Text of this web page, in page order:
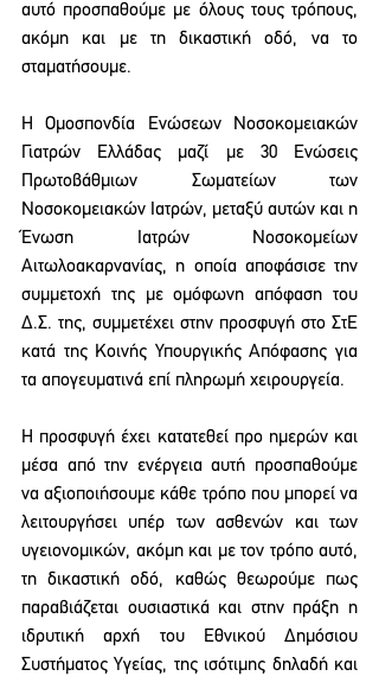
αυτό προσπαθούμε με όλους τους τρόπους,
ακόμη και με τη δικαστική οδό, να το
σταματήσουμε.
Η Ομοσπονδία Ενώσεων Νοσοκομειακών
Γιατρών Ελλάδας μαζί με 30 Ενώσεις
Πρωτοβάθμιων Σωματείων των
Νοσοκομειακών Ιατρών, μεταξύ αυτών και η
Ένωση Ιατρών Νοσοκομείων
Αιτωλοακαρνανίας, η οποία αποφάσισε την
συμμετοχή της με ομόφωνη απόφαση του
Δ.Σ. της, συμμετέχει στην προσφυγή στο ΣτΕ
κατά της Κοινής Υπουργικής Απόφασης για
τα απογευματινά επί πληρωμή χειρουργεία.
Η προσφυγή έχει κατατεθεί προ ημερών και
μέσα από την ενέργεια αυτή προσπαθούμε
να αξιοποιήσουμε κάθε τρόπο που μπορεί να
λειτουργήσει υπέρ των ασθενών και των
υγειονομικών, ακόμη και με τον τρόπο αυτό,
τη δικαστική οδό, καθώς θεωρούμε πως
παραβιάζεται ουσιαστικά και στην πράξη η
ιδρυτική αρχή του Εθνικού Δημόσιου
Συστήματος Υγείας, της ισότιμης δηλαδή και